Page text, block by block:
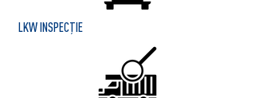
LKW INSPECȚIE